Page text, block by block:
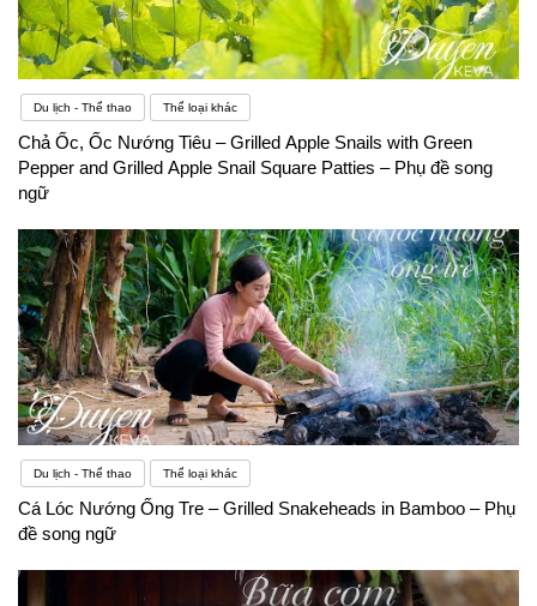
Du lịch - Thể thao Thể loại khác
Chả Ốc, Ốc Nướng Tiêu – Grilled Apple Snails with Green
Pepper and Grilled Apple Snail Square Patties – Phụ đề song
ngữ
Du lịch - Thể thao Thể loại khác
Cá Lóc Nướng Ống Tre – Grilled Snakeheads in Bamboo – Phụ
đề song ngữ